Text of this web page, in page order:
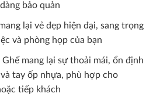
bảo quản
lại vẻ đẹp hiện đại, sang trọng
và phòng họp của bạn
Ghế mang lại sự thoải mái, ổn định
tay ốp nhựa, phù hợp cho
tiếp khách